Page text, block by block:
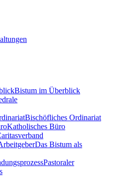
Bistum im Überblick
Bischöfliches Ordinariat
Katholisches Büro
Das Bistum als
Pastoraler